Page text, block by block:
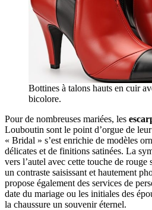
Bottines à talons hauts en cuir
bicolore.
Pour de nombreuses mariées, les
Louboutin sont le point d’orgue de
« Bridal » s’est enrichie de modèles
délicates et de finitions satinées. La
vers l’autel avec cette touche de rouge
un contraste saisissant et hautement
propose également des services de
date du mariage ou les initiales des
la chaussure un souvenir éternel.